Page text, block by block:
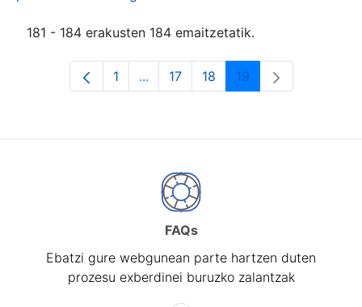
181 - 184 erakusten 184 emaitzetatik.
Orrialdea
1 ...Intermediate Pages Use TAB to
Orrialdea
17 Orrialdea
18 Orrialdea
19
FAQs
Ebatzi gure webgunean parte hartzen duten
prozesu exberdinei buruzko zalantzak